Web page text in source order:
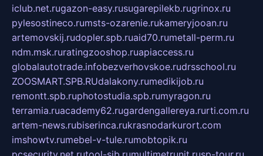
iclub.net.rugazon-easy.rusugarepilekb.rugrinox.ru
pylesostineco.rumsts-ozarenie.rukameryjooan.ru
artemovskij.rudopler.spb.ruaid70.rumetall-perm.ru
ndm.msk.ruratingzooshop.ruapiaccess.ru
globalautotrade.infobezverhovskoe.rudrsschool.ru
ZOOSMART.SPB.RUdalakony.rumedikijob.ru
remontt.spb.ruphotostudia.spb.rumyragon.ru
terramia.ruacademy62.rugardengallereya.rurti.com.ru
artem-news.rubiserinca.rukrasnodarkurort.com
imshowtv.rumebel-v-tule.rumobtopik.ru